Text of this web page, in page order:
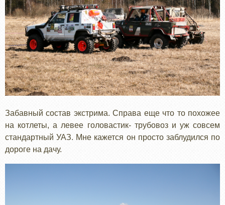
Забавный состав экстрима. Справа еще что то похожее
на котлеты, а левее головастик- трубовоз и уж совсем
стандартный УАЗ. Мне кажется он просто заблудился по
дороге на дачу.